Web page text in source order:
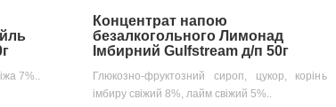
7%..
Концентрат напою
безалкогольного Лимонад
Імбирний Gulfstream д/п 50г
Глюкозно-фруктозний сироп, цукор, корінь
імбиру свіжий 8%, лайм свіжий 5%..